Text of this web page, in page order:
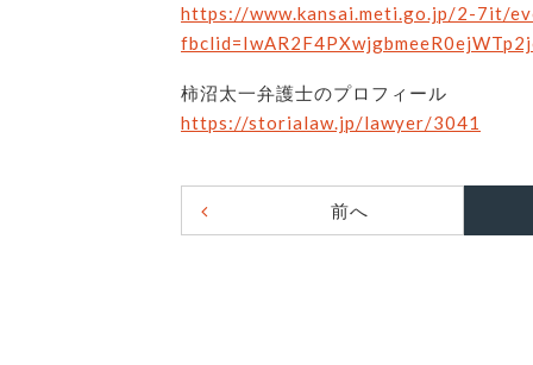
https://www.kansai.meti.go.jp/2-7it/
柿沼太一弁護士のプロフィール
https://storialaw.jp/lawyer/3041
前へ